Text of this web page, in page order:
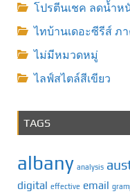
โปรตีนเชค ลดน้ำห
ไทบ้านเดอะซีรีส์ ภ
ไม่มีหมวดหมู่
ไลฟ์สไตล์สีเขียว
TAGS
albany analysis
digital effective email